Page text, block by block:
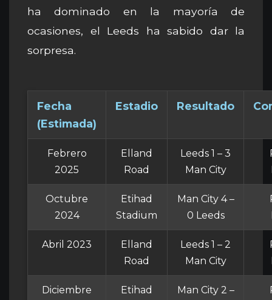
ha dominado en la mayoría de
ocasiones, el Leeds ha sabido dar la
sorpresa.
Fecha
(Estimada)
Estadio Resultado
Febrero
2025
Elland
Road
Leeds 1 – 3
Man City
Octubre
2024
Etihad
Stadium
Man City 4 –
0 Leeds
Abril 2023
Elland
Road
Leeds 1 – 2
Man City
Diciembre
Etihad
Man City 2 –